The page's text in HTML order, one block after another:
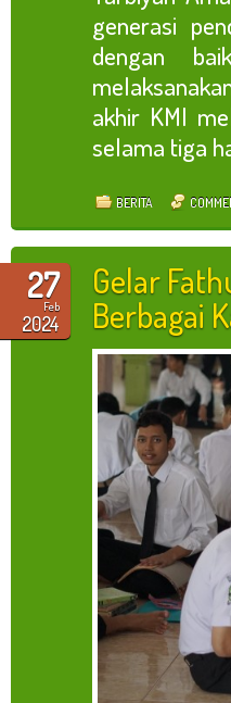
generasi
dengan
akhir KMI
selama tiga
BERITA
27
Feb
2024
Gelar
Berbagai